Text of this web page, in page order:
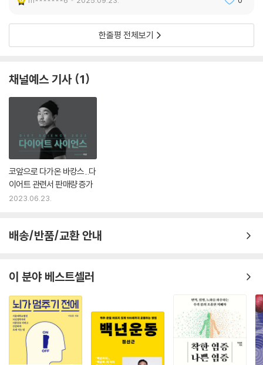
한줄평 전체보기
채널예스 기사 1
코앞으로 다가온 바캉스...다
이어트 관련서 판매량 증가
2023.06.23.
배송/반품/교환 안내
이 분야 베스트셀러